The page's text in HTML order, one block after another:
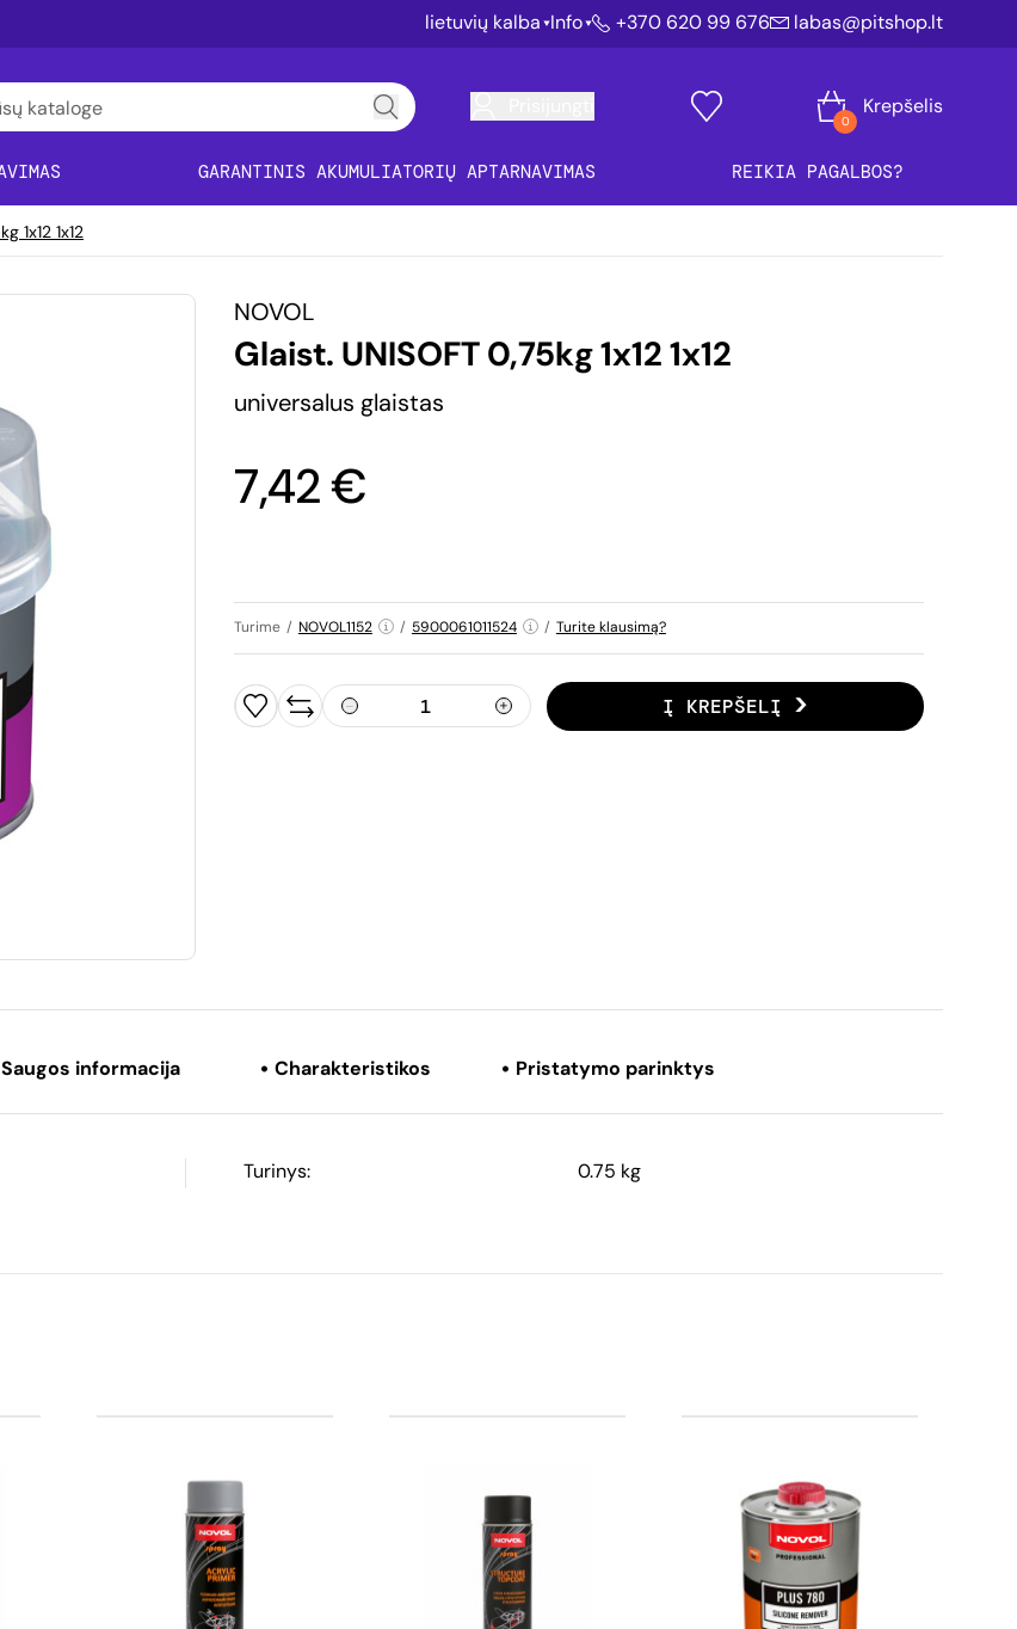
lietuvių kalba Info +370 620 99 676 labas@pitshop.lt
0
Krepšelis
GARANTINIS AKUMULIATORIŲ APTARNAVIMAS REIKIA PAGALBOS?
1x12 1x12
NOVOL
Glaist. UNISOFT 0,75kg 1x12 1x12
universalus glaistas
7,42 €
Turime / NOVOL1152 / 5900061011524 / Turite klausimą?
Į KREPŠELĮ
Saugos informacija Charakteristikos Pristatymo parinktys
Turinys: 0.75 kg